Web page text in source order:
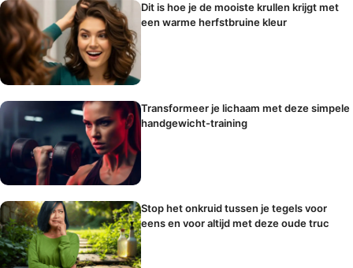
Dit is hoe je de mooiste krullen krijgt met
een warme herfstbruine kleur
Transformeer je lichaam met deze simpele
handgewicht-training
Stop het onkruid tussen je tegels voor
eens en voor altijd met deze oude truc